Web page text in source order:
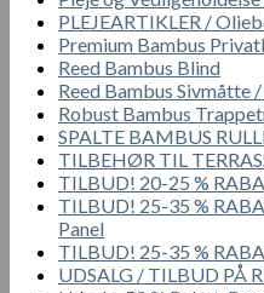
PLEJEARTIKLER /
Premium Bambus
Reed Bambus Blind
Reed Bambus Sivmåtte
Robust Bambus
SPALTE BAMBUS
TILBEHØR TIL
TILBUD! 20-25 %
TILBUD! 25-35 %
Panel
TILBUD! 25-35 %
UDSALG / TILBUD PÅ